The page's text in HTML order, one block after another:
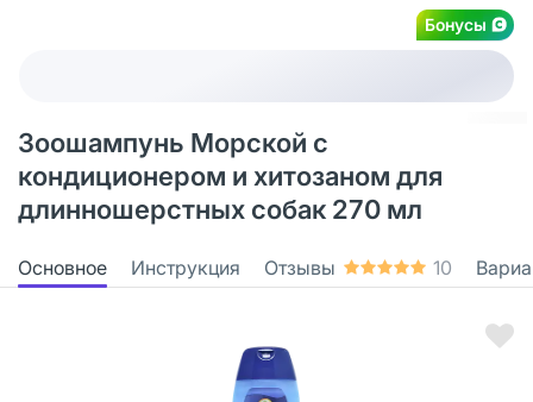
Бонусы
Зоошампунь Морской с
кондиционером и хитозаном для
длинношерстных собак 270 мл
Основное Инструкция Отзывы 10